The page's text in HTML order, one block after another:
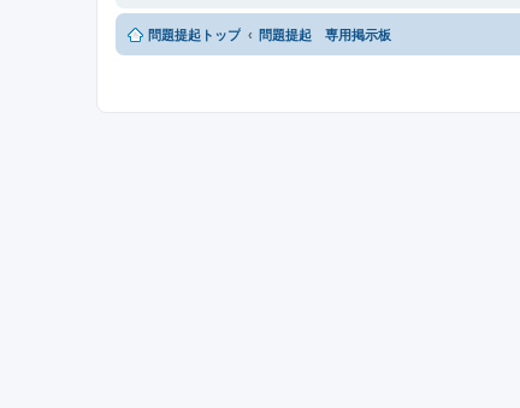
問題提起トップ 問題提起 専用掲示板